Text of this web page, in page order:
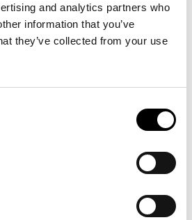
and analytics partners who
information that you’ve
they’ve collected from your use
är de nordiska länderna samt Tyskland.
som lyfts fram är Storbritannien, Belgien,
På längre sikt nämns särskilt asiatiska
kontakt. 71 procent svarar att personliga
det nyttigt att lära oss om betydelsen av
val av exportmarknader. Framåt
relevanta exportfrämjande aktiviteter och
of Swedish Fashion Brands.